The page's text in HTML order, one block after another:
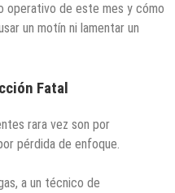
operativo de este mes y cómo
un motín ni lamentar un
Fatal
rara vez son por
pérdida de enfoque.
a un técnico de